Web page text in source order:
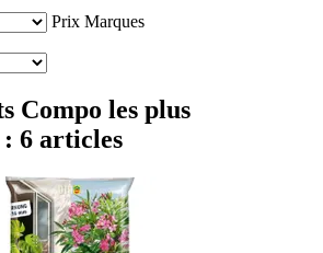
Prix Marques
Compo les plus
: 6 articles